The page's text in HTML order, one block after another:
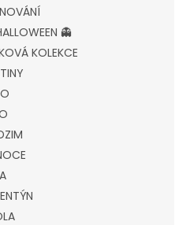
👻
KOLEKCE